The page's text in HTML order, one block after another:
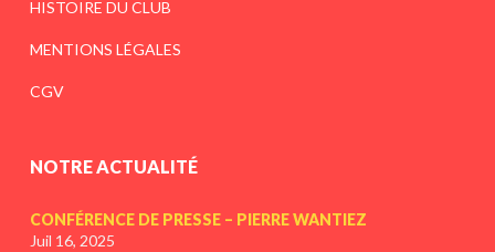
HISTOIRE DU CLUB
MENTIONS LÉGALES
CGV
NOTRE ACTUALITÉ
CONFÉRENCE DE PRESSE – PIERRE WANTIEZ
Juil 16, 2025